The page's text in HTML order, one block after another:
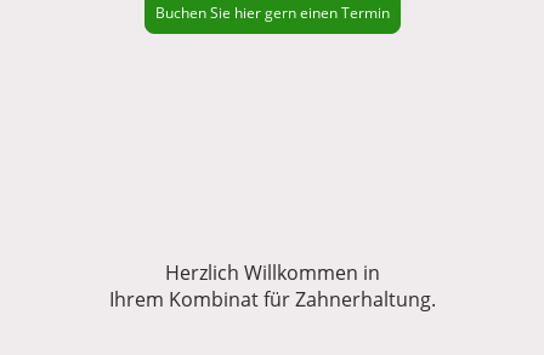
Buchen Sie hier gern einen Termin
Herzlich Willkommen in
Ihrem Kombinat für Zahnerhaltung.